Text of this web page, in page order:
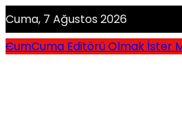
Cuma, 7 Ağustos 2026
CumCuma Editörü Olmak İster